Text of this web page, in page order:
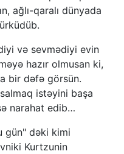
ağlı-qaralı dünyada
və sevmədiyi evin
hazır olmusan ki,
bir dəfə görsün.
istəyini başa
narahat edib…
gün" dəki kimi
Kurtzunin